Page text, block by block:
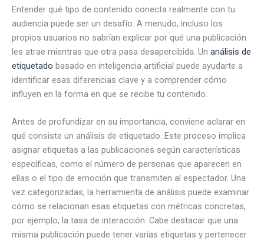
Entender qué tipo de contenido conecta realmente con tu
audiencia puede ser un desafío. A menudo, incluso los
propios usuarios no sabrían explicar por qué una publicación
les atrae mientras que otra pasa desapercibida. Un análisis de
etiquetado basado en inteligencia artificial puede ayudarte a
identificar esas diferencias clave y a comprender cómo
influyen en la forma en que se recibe tu contenido.
Antes de profundizar en su importancia, conviene aclarar en
qué consiste un análisis de etiquetado. Este proceso implica
asignar etiquetas a las publicaciones según características
específicas, como el número de personas que aparecen en
ellas o el tipo de emoción que transmiten al espectador. Una
vez categorizadas, la herramienta de análisis puede examinar
cómo se relacionan esas etiquetas con métricas concretas,
por ejemplo, la tasa de interacción. Cabe destacar que una
misma publicación puede tener varias etiquetas y pertenecer